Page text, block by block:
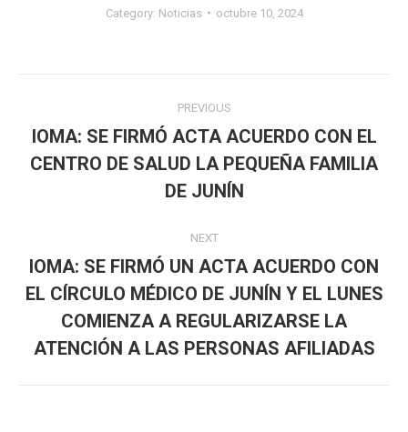
Category: Noticias octubre 10, 2024
navigation
PREVIOUS
Previous
post:
IOMA: SE FIRMÓ ACTA ACUERDO CON EL
CENTRO DE SALUD LA PEQUEÑA FAMILIA
DE JUNÍN
NEXT
Next
post:
IOMA: SE FIRMÓ UN ACTA ACUERDO CON
EL CÍRCULO MÉDICO DE JUNÍN Y EL LUNES
COMIENZA A REGULARIZARSE LA
ATENCIÓN A LAS PERSONAS AFILIADAS